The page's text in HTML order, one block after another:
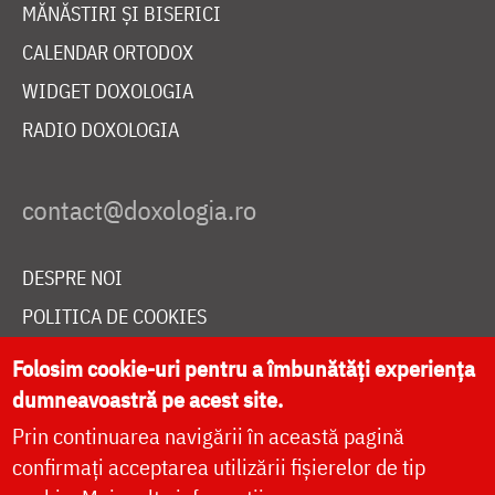
MĂNĂSTIRI ȘI BISERICI
CALENDAR ORTODOX
WIDGET DOXOLOGIA
RADIO DOXOLOGIA
DESPRE NOI
POLITICA DE COOKIES
DONEAZĂ ONLINE PENTRU CATEDRALA NAȚIONALĂ
LIVE
Folosim cookie-uri pentru a îmbunătăți experiența
dumneavoastră pe acest site.
Prin continuarea navigării în această pagină
confirmați acceptarea utilizării fișierelor de tip